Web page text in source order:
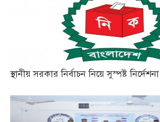
স্থানীয় সরকার নির্বাচন নিয়ে সুস্পষ্ট